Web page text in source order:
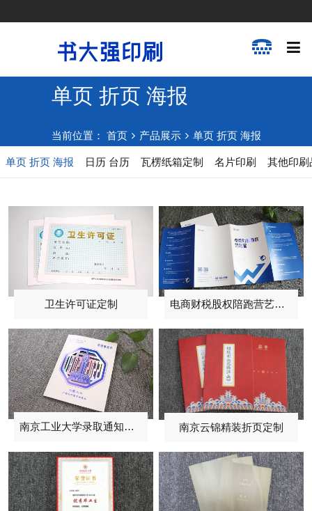
单页 折页 海报
当前位置： 首页 产品展示 单页 折页 海报
单页 折页 海报 日历 台历 瓦楞纸箱定制 名片印刷 其他印刷
卫生许可证定制 电商财税股权陪跑营艺术四折页印刷
南京工业大学录取通知书定制 南京云锦精装折页定制